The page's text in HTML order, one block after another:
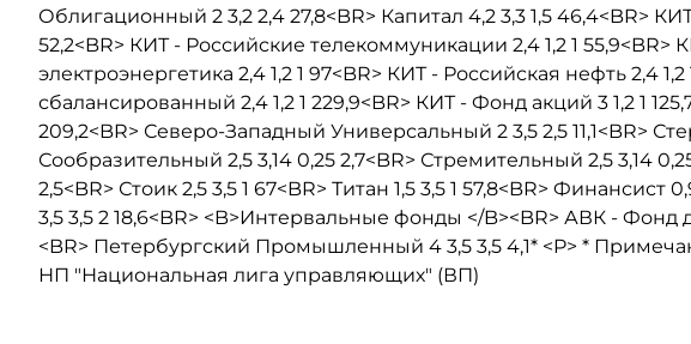
Облигационный 2 3,2 2,4 27,8<BR> Капитал 4,2 3,3 1,5 46,4<BR>
52,2<BR> КИТ - Российские телекоммуникации 2,4 1,2 1 55,9<BR>
электроэнергетика 2,4 1,2 1 97<BR> КИТ - Российская нефть 2,4
сбалансированный 2,4 1,2 1 229,9<BR> КИТ - Фонд акций 3 1,2 1
209,2<BR> Северо-Западный Универсальный 2 3,5 2,5 11,1<BR>
Сообразительный 2,5 3,14 0,25 2,7<BR> Стремительный 2,5 3,14
2,5<BR> Стоик 2,5 3,5 1 67<BR> Титан 1,5 3,5 1 57,8<BR>
3,5 3,5 2 18,6<BR> <B>Интервальные фонды </B><BR> АВК - Фонд
<BR> Петербургский Промышленный 4 3,5 3,5 4,1* <P> *
НП "Национальная лига управляющих" (ВП)